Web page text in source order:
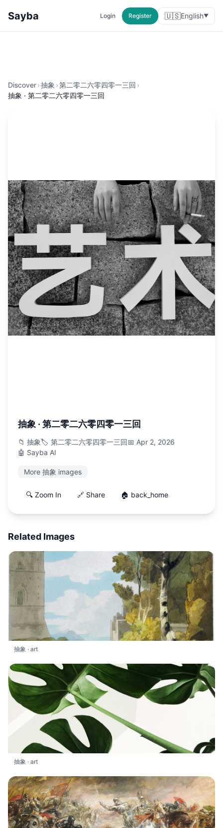
Sayba Login Register 🇺🇸English▼
Discover›抽象 ›第二零二六零四零一三回 ›
抽象 · 第二零二六零四零一三回
抽象 · 第二零二六零四零一三回
📁 抽象🏷️ 第二零二六零四零一三回📅 Apr 2, 2026
🤖 Sayba AI
More 抽象 images
🔍 Zoom In 🔗 Share 🏠 back_home
Related Images
抽象 · art
抽象 · art